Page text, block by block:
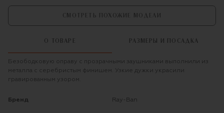
СМОТРЕТЬ ПОХОЖИЕ МОДЕЛИ
О ТОВАРЕ РАЗМЕРЫ И ПОСАДКА
Безободковую оправу с прозрачными заушниками выполнили из
металла с серебристым финишем. Узкие дужки украсили
гравированным узором.
Бренд Ray-Ban